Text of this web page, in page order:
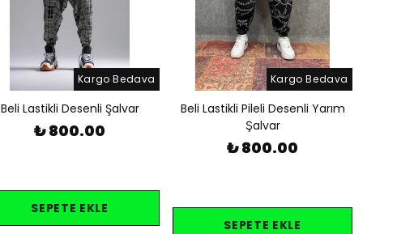
Kargo Bedava
Beli Lastikli Desenli Şalvar
₺ 800.00
SEPETE EKLE
Kargo Bedava
Beli Lastikli Pileli Desenli Yarım
Şalvar
₺ 800.00
SEPETE EKLE